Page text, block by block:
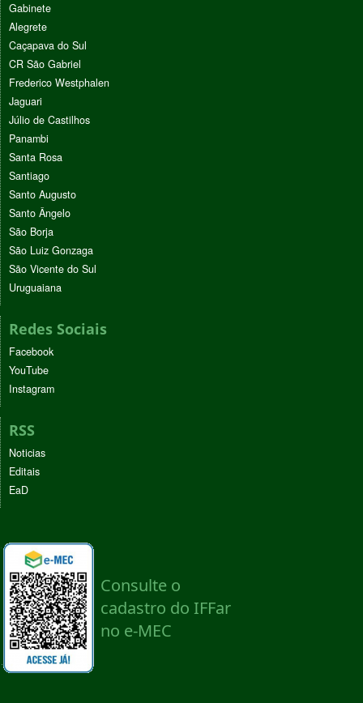
Gabinete
Alegrete
Caçapava do Sul
CR São Gabriel
Frederico Westphalen
Jaguari
Júlio de Castilhos
Panambi
Santa Rosa
Santiago
Santo Augusto
Santo Ângelo
São Borja
São Luiz Gonzaga
São Vicente do Sul
Uruguaiana
Redes Sociais
Facebook
YouTube
Instagram
RSS
Noticias
Editais
EaD